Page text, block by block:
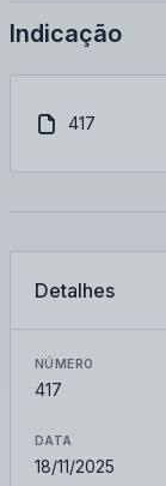
Indicação
417
Detalhes
NÚMERO
417
DATA
18/11/2025